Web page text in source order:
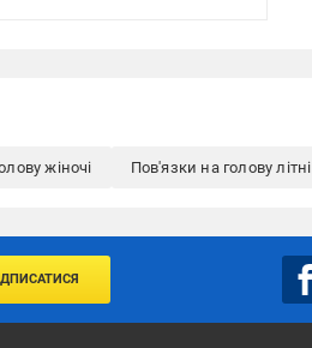
жіночі Пов'язки на голову літні